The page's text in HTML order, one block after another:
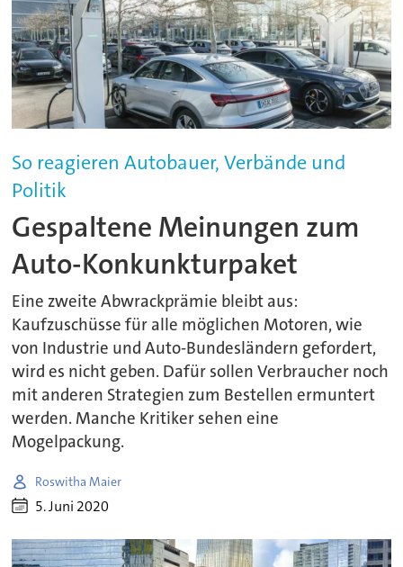
So reagieren Autobauer, Verbände und
Politik
Gespaltene Meinungen zum
Auto-Konkunkturpaket
Eine zweite Abwrackprämie bleibt aus:
Kaufzuschüsse für alle möglichen Motoren, wie
von Industrie und Auto-Bundesländern gefordert,
wird es nicht geben. Dafür sollen Verbraucher noch
mit anderen Strategien zum Bestellen ermuntert
werden. Manche Kritiker sehen eine
Mogelpackung.
Roswitha Maier
5. Juni 2020